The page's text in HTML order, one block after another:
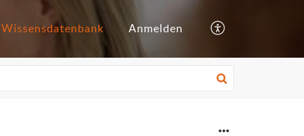
Wissensdatenbank Anmelden